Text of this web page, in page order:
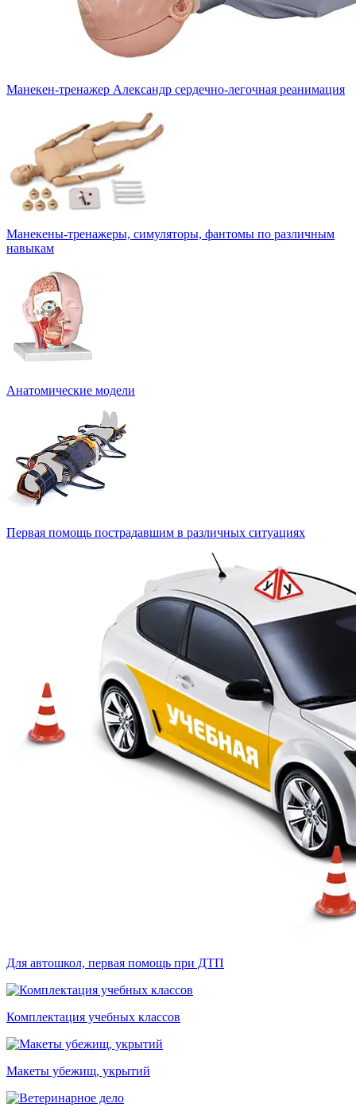
Манекен-тренажер Александр сердечно-легочная реанимация
Манекены-тренажеры, симуляторы, фантомы по различным
навыкам
Анатомические модели
Первая помощь пострадавшим в различных ситуациях
Для автошкол, первая помощь при ДТП
Комплектация учебных классов
Макеты убежищ, укрытий